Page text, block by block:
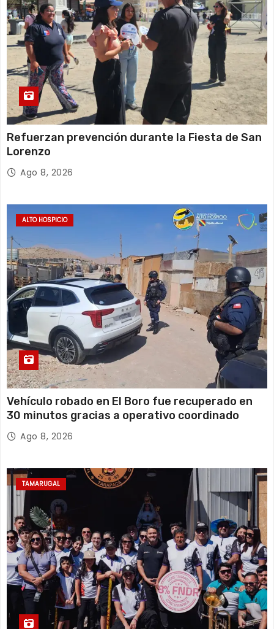
Refuerzan prevención durante la Fiesta de San
Lorenzo
Ago 8, 2026
ALTO HOSPICIO
Vehículo robado en El Boro fue recuperado en
30 minutos gracias a operativo coordinado
Ago 8, 2026
TAMARUGAL